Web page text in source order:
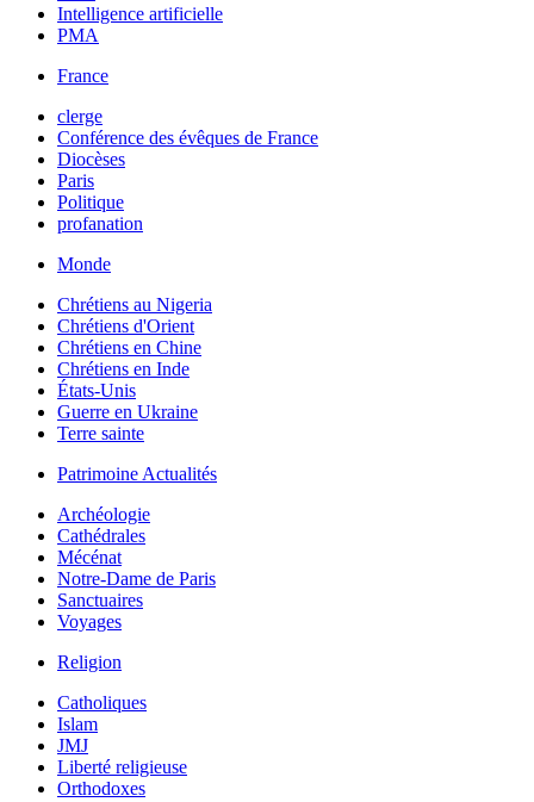
Intelligence artificielle
PMA
France
clerge
Conférence des évêques de France
Diocèses
Paris
Politique
profanation
Monde
Chrétiens au Nigeria
Chrétiens d'Orient
Chrétiens en Chine
Chrétiens en Inde
États-Unis
Guerre en Ukraine
Terre sainte
Patrimoine Actualités
Archéologie
Cathédrales
Mécénat
Notre-Dame de Paris
Sanctuaires
Voyages
Religion
Catholiques
Islam
JMJ
Liberté religieuse
Orthodoxes